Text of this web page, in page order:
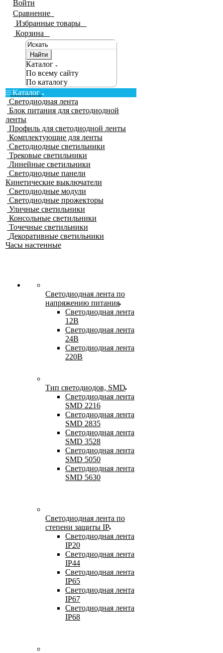
Войти
Сравнение
Избранные товары
Корзина
Найти
Каталог
По всему сайту
По каталогу
Каталог
Светодиодная лента
Блок питания для светодиодной
ленты
Профиль для светодиодной ленты
Комплектующие для ленты
Светодиодные светильники
Трековые светильники
Линейные светильники
Светодиодные панели
Кинетические выключатели
Светодиодные модули
Светодиодные прожекторы
Уличные светильники
Консольные светильники
Точечные светильники
Декоративные светильники
Часы настенные
Светодиодная лента по
напряжению питания
Светодиодная лента
12В
Светодиодная лента
24В
Светодиодная лента
220В
Тип светодиодов, SMD
Cветодиодная лента
SMD 2216
Светодиодная лента
SMD 2835
Светодиодная лента
SMD 3528
Светодиодная лента
SMD 5050
Светодиодная лента
SMD 5630
Светодиодная лента по
степени защиты IP
Светодиодная лента
IP20
Светодиодная лента
IP44
Светодиодная лента
IP65
Светодиодная лента
IP67
Светодиодная лента
IP68